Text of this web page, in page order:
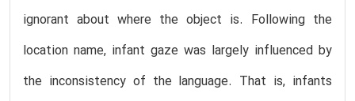
ignorant about where the object is. Following the
location name, infant gaze was largely influenced by
the inconsistency of the language. That is, infants